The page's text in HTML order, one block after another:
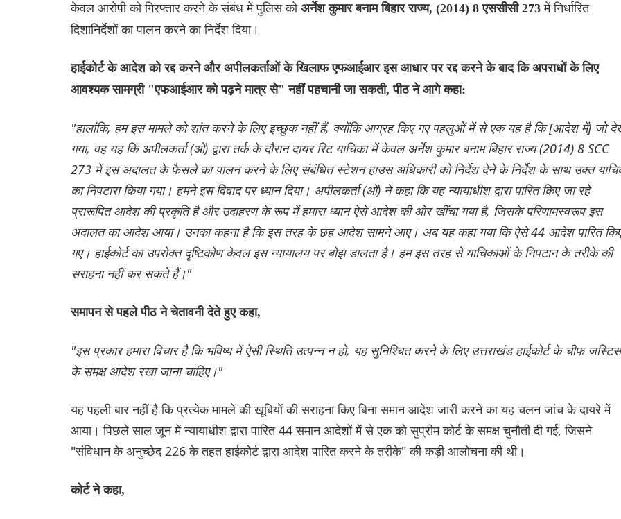
केवल आरोपी को गिरफ्तार करने के संबंध में पुलिस को अर्नेश कुमार बनाम बिहार राज्य, (2014) 8 एससीसी 273में निर्धारित
दिशानिर्देशों का पालन करने का निर्देश दिया।
हाईकोर्ट के आदेश को रद्द करने और अपीलकर्ताओं के खिलाफ एफआईआर इस आधार पर रद्द करने के बाद कि अपराधों के लिए
आवश्यक सामग्री "एफआईआर को पढ़ने मात्र से" नहीं पहचानी जा सकती, पीठ ने आगे कहा:
"हालांकि, हम इस मामले को शांत करने के लिए इच्छुक नहीं हैं, क्योंकि आग्रह किए गए पहलुओं में से एक यह है कि [आदेश में] जो
गया, वह यह कि अपीलकर्ता (ओं) द्वारा तर्क के दौरान दायर रिट याचिका में केवल अर्नेश कुमार बनाम बिहार राज्य (2014) 8 SCC
273 में इस अदालत के फैसले का पालन करने के लिए संबंधित स्टेशन हाउस अधिकारी को निर्देश देने के निर्देश के साथ उक्त
का निपटारा किया गया। हमने इस विवाद पर ध्यान दिया। अपीलकर्ता (ओं) ने कहा कि यह न्यायाधीश द्वारा पारित किए जा रहे
प्रारूपित आदेश की प्रकृति है और उदाहरण के रूप में हमारा ध्यान ऐसे आदेश की ओर खींचा गया है, जिसके परिणामस्वरूप इस
अदालत का आदेश आया। उनका कहना है कि इस तरह के छह आदेश सामने आए। अब यह कहा गया कि ऐसे 44 आदेश पारित
गए। हाईकोर्ट का उपरोक्त दृष्टिकोण केवल इस न्यायालय पर बोझ डालता है। हम इस तरह से याचिकाओं के निपटान के तरीके की
सराहना नहीं कर सकते हैं।"
समापन से पहले पीठ ने चेतावनी देते हुए कहा,
"इस प्रकार हमारा विचार है कि भविष्य में ऐसी स्थिति उत्पन्न न हो, यह सुनिश्चित करने के लिए उत्तराखंड हाईकोर्ट के चीफ जस्टिस
के समक्ष आदेश रखा जाना चाहिए।"
यह पहली बार नहीं है कि प्रत्येक मामले की खूबियों की सराहना किए बिना समान आदेश जारी करने का यह चलन जांच के दायरे में
आया। पिछले साल जून में न्यायाधीश द्वारा पारित 44 समान आदेशों में से एक को सुप्रीम कोर्ट के समक्ष चुनौती दी गई, जिसने
"संविधान के अनुच्छेद 226 के तहत हाईकोर्ट द्वारा आदेश पारित करने के तरीके" की कड़ी आलोचना की थी।
कोर्ट ने कहा,